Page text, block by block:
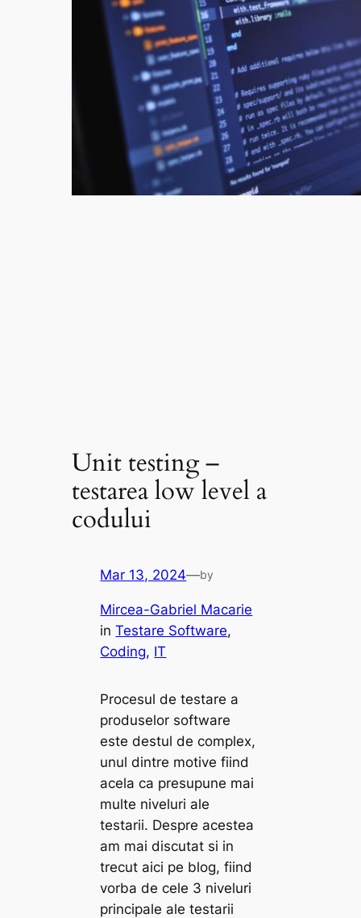
Unit testing –
testarea low level a
codului
Mar 13, 2024—by
Mircea-Gabriel Macarie
inTestare Software
Coding, IT
Procesul de testare a
produselor software
este destul de complex,
unul dintre motive fiind
acela ca presupune mai
multe niveluri ale
testarii. Despre acestea
am mai discutat si in
trecut aici pe blog, fiind
vorba de cele 3 niveluri
principale ale testarii